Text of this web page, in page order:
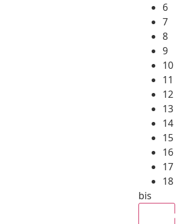
6
7
8
9
10
11
12
13
14
15
16
17
18
bis